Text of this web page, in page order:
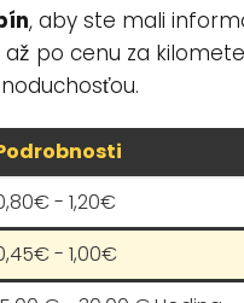
, aby ste mali
po cenu za
- 1,20€
- 1,00€